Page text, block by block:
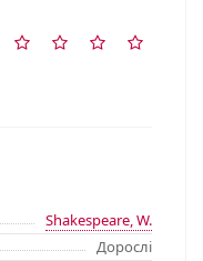
Shakespeare, W.
Дорослі